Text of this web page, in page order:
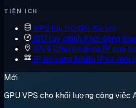
TIỆN ÍCH
VPS lưu trữGói đĩa lớn
ISO tùy chỉnh Khởi động
IPv4 Chuyên dụng IP của
IP bổ sung Nhiều IPv4 mỗi
Mới
GPU VPS cho khối lượng công việc